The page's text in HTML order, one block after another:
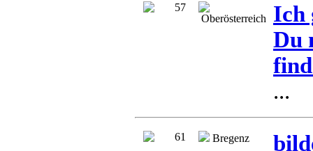
57
Oberösterreich
Ich
Du
...
61 Bregenz